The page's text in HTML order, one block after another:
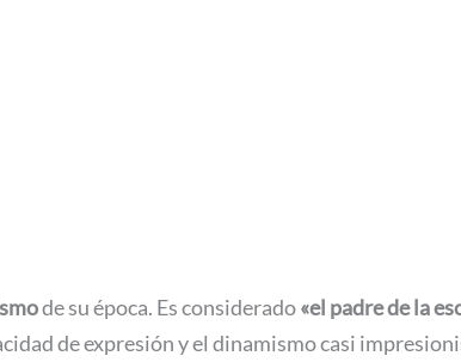
de su época. Es considerado«el padre de la
de expresión y el dinamismo casi